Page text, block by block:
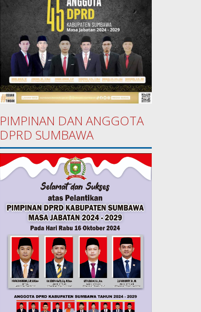
PIMPINAN DAN ANGGOTA
DPRD SUMBAWA